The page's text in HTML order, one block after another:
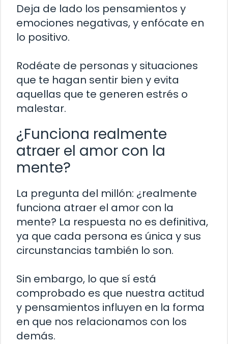
Deja de lado los pensamientos y
emociones negativas, y enfócate en
lo positivo.
Rodéate de personas y situaciones
que te hagan sentir bien y evita
aquellas que te generen estrés o
malestar.
¿Funciona realmente
atraer el amor con la
mente?
La pregunta del millón: ¿realmente
funciona atraer el amor con la
mente? La respuesta no es definitiva,
ya que cada persona es única y sus
circunstancias también lo son.
Sin embargo, lo que sí está
comprobado es que nuestra actitud
y pensamientos influyen en la forma
en que nos relacionamos con los
demás.